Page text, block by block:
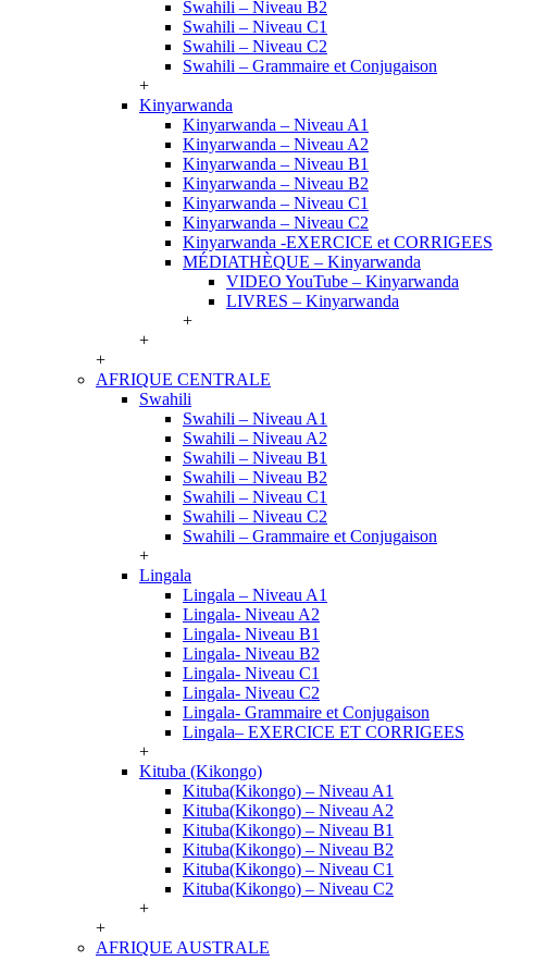
Swahili – Niveau B2
Swahili – Niveau C1
Swahili – Niveau C2
Swahili – Grammaire et Conjugaison
+
Kinyarwanda
Kinyarwanda – Niveau A1
Kinyarwanda – Niveau A2
Kinyarwanda – Niveau B1
Kinyarwanda – Niveau B2
Kinyarwanda – Niveau C1
Kinyarwanda – Niveau C2
Kinyarwanda -EXERCICE et CORRIGEES
MÉDIATHÈQUE – Kinyarwanda
VIDEO YouTube – Kinyarwanda
LIVRES – Kinyarwanda
+
+
+
AFRIQUE CENTRALE
Swahili
Swahili – Niveau A1
Swahili – Niveau A2
Swahili – Niveau B1
Swahili – Niveau B2
Swahili – Niveau C1
Swahili – Niveau C2
Swahili – Grammaire et Conjugaison
+
Lingala
Lingala – Niveau A1
Lingala- Niveau A2
Lingala- Niveau B1
Lingala- Niveau B2
Lingala- Niveau C1
Lingala- Niveau C2
Lingala- Grammaire et Conjugaison
Lingala– EXERCICE ET CORRIGEES
+
Kituba (Kikongo)
Kituba(Kikongo) – Niveau A1
Kituba(Kikongo) – Niveau A2
Kituba(Kikongo) – Niveau B1
Kituba(Kikongo) – Niveau B2
Kituba(Kikongo) – Niveau C1
Kituba(Kikongo) – Niveau C2
+
+
AFRIQUE AUSTRALE